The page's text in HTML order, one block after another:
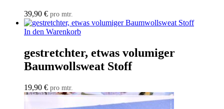
39,90 € pro mtr.
In den Warenkorb
gestretchter, etwas volumiger
Baumwollsweat Stoff
19,90 € pro mtr.